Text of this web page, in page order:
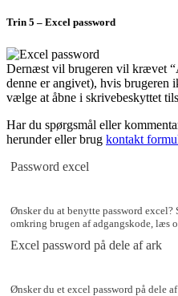
Trin 5 – Excel password
Dernæst vil brugeren vil krævet
denne er angivet), hvis brugeren
vælge at åbne i skrivebeskyttet
Har du spørgsmål eller
herunder eller brug kontakt
Password excel
Ønsker du at benytte password
omkring brugen af adgangskode, læs
Excel password på dele af ark
Ønsker du et excel password på dele